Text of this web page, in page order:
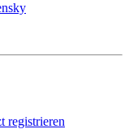
registrieren